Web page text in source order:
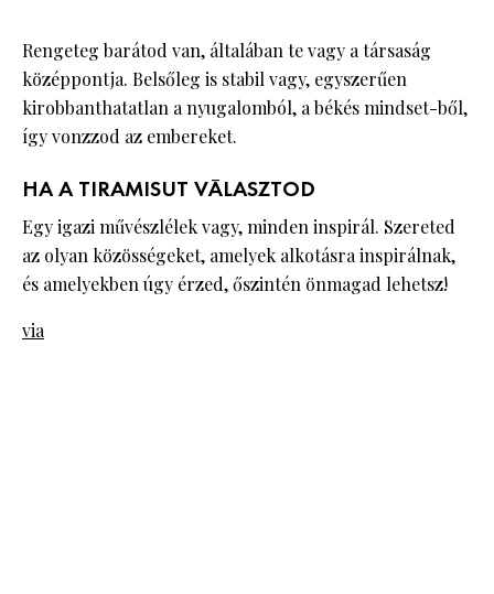
Rengeteg barátod van, általában te vagy a társaság
középpontja. Belsőleg is stabil vagy, egyszerűen
kirobbanthatatlan a nyugalomból, a békés mindset-ből,
így vonzzod az embereket.
HA A TIRAMISUT VÁLASZTOD
Egy igazi művészlélek vagy, minden inspirál. Szereted
az olyan közösségeket, amelyek alkotásra inspirálnak,
és amelyekben úgy érzed, őszintén önmagad lehetsz!
via